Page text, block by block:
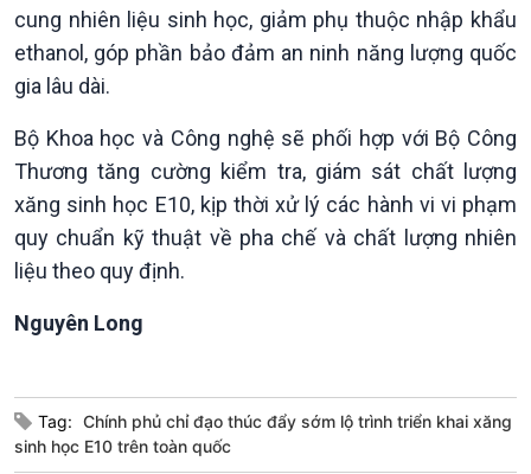
Văn hoá & Du lịch
Tin Văn hoá & Du lịch
Câu chuyện Thể thao
Multimedia
Infographic
E-Magazine
cung nhiên liệu sinh học, giảm phụ thuộc nhập khẩu
ethanol, góp phần bảo đảm an ninh năng lượng quốc
gia lâu dài.
Bộ Khoa học và Công nghệ sẽ phối hợp với Bộ Công
Thương tăng cường kiểm tra, giám sát chất lượng
xăng sinh học E10, kịp thời xử lý các hành vi vi phạm
quy chuẩn kỹ thuật về pha chế và chất lượng nhiên
liệu theo quy định.
Nguyên Long
Tag: Chính phủ chỉ đạo thúc đẩy sớm lộ trình triển khai xăng
sinh học E10 trên toàn quốc